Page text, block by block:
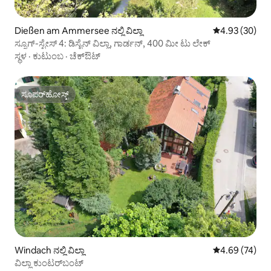
Dießen am Ammersee ನಲ್ಲಿ ವಿಲ್ಲಾ 5 ರಲ್ಲಿ 4.93
4.93 (30)
ಸ್ನೂಗ್-ಸ್ಟೇಸ್ 4: ಡಿಸೈನ್ ವಿಲ್ಲಾ, ಗಾರ್ಡನ್, 400 ಮೀ ಟು ಲೇಕ್
ಸ್ಥಳ · ಕುಟುಂಬ · ಚೆಕ್‌ಔಟ್
ಸೂಪರ್‌ಹೋಸ್ಟ್
ಸೂಪರ್‌ಹೋಸ್ಟ್
Windach ನಲ್ಲಿ ವಿಲ್ಲಾ 5 ರಲ್ಲಿ 4.69
4.69 (74)
ವಿಲ್ಲಾ ಕುಂಟರ್‌ಬಂಟ್